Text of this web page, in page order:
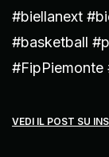
#biellanext
#basketball
VEDI IL POST SU